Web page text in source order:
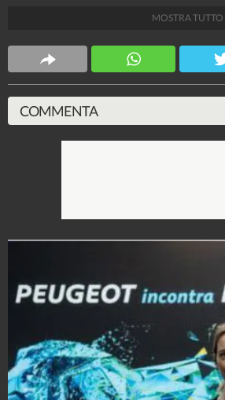
Kristen Stewart
1.515.181.271-1.957 video-
MOSTRA TUTTO
COMMENTA